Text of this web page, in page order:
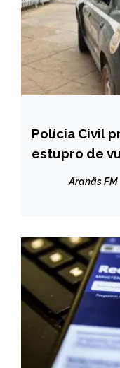
MINAS
GERAIS
NOTÍCIAS
Polícia Civil
estupro de
Aranãs FM